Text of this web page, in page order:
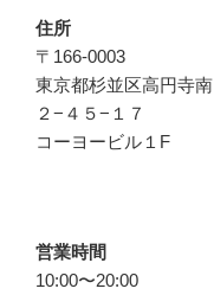
住所
〒166-0003
東京都杉並区高円寺南
２−４５−１７
コーヨービル１F
営業時間
10:00〜20:00